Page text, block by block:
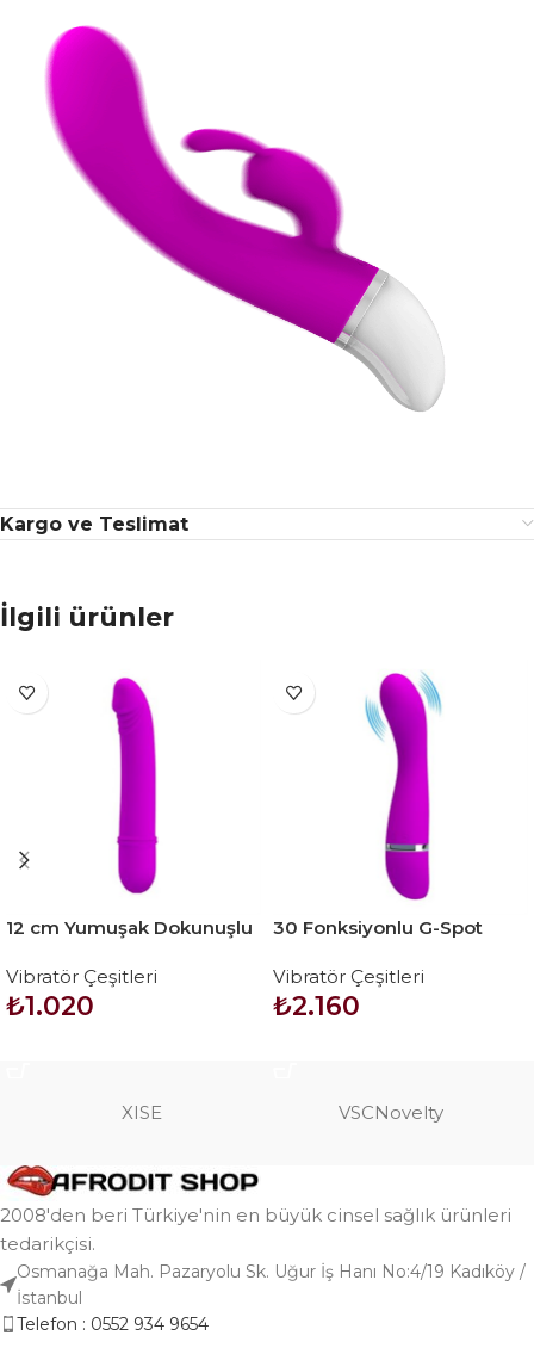
Kargo ve Teslimat
İlgili ürünler
12 cm Yumuşak Dokunuşlu
Vibratör Çeşitleri
₺1.020
30 Fonksiyonlu G-Spot
Vibratör Dildo – Cvelyn
Vibratör Çeşitleri
₺2.160
XISE VSCNovelty
2008'den beri Türkiye'nin en büyük cinsel sağlık ürünleri
tedarikçisi.
Osmanağa Mah. Pazaryolu Sk. Uğur İş Hanı No:4/19 Kadıköy /
İstanbul
Telefon : 0552 934 9654